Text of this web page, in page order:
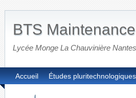
BTS
Lycée Monge La Chauvinière Nantes
Accueil Études pluritechnologiques